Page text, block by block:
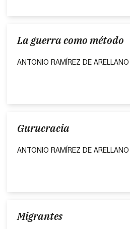
La guerra como método
ANTONIO RAMÍREZ DE ARELLANO
Gurucracia
ANTONIO RAMÍREZ DE ARELLANO
Migrantes